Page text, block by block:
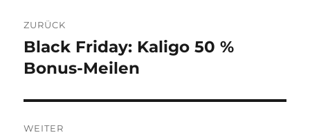
ZURÜCK
Vorheriger
Beitrag:
Black Friday: Kaligo 50 %
Bonus-Meilen
WEITER